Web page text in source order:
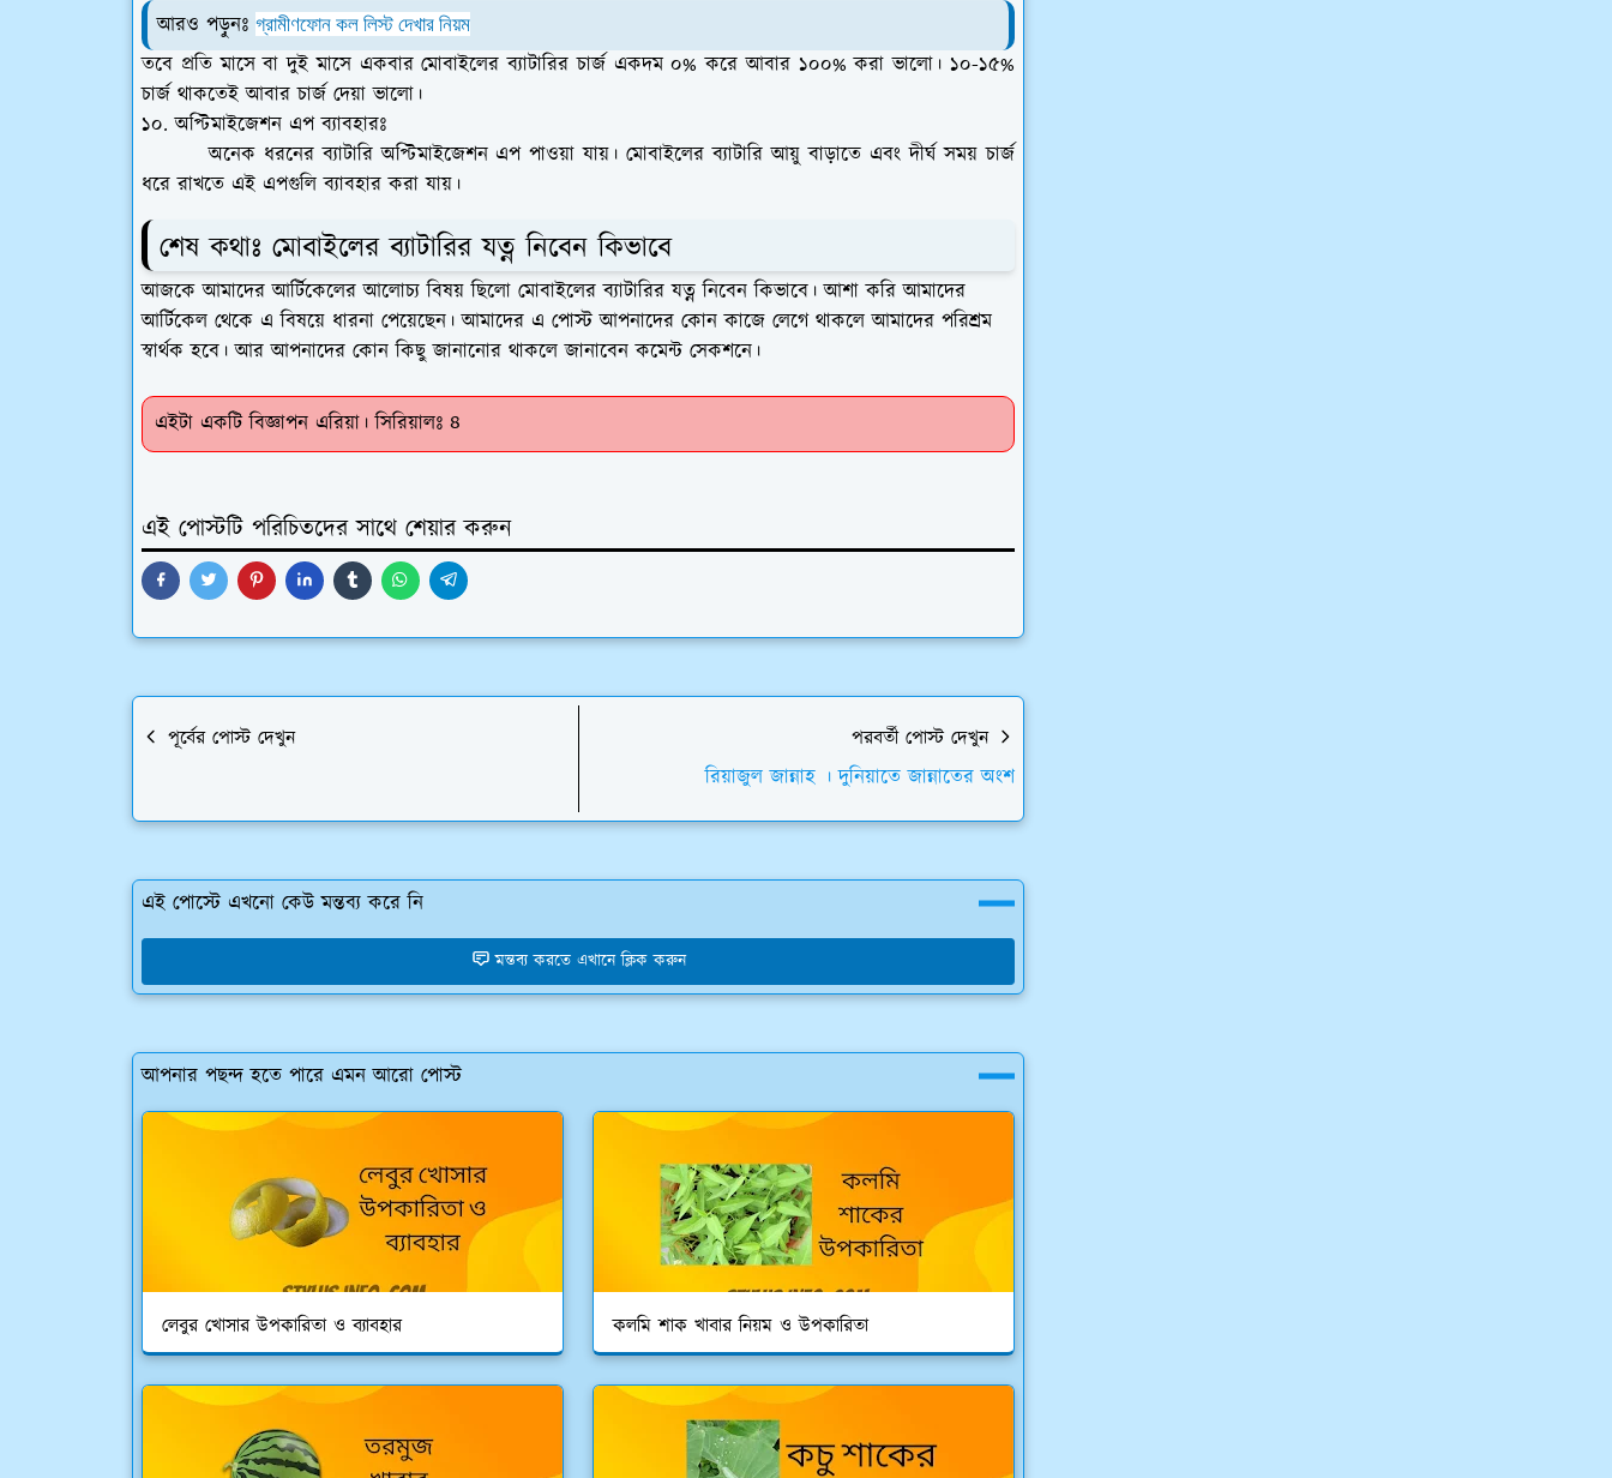
আরও পড়ুনঃ গ্রামীণফোন কল লিস্ট দেখার নিয়ম
তবে প্রতি মাসে বা দুই মাসে একবার মোবাইলের ব্যাটারির চার্জ একদম ০% করে আবার ১০০% করা ভালো। ১০-১৫%
চার্জ থাকতেই আবার চার্জ দেয়া ভালো।
১০. অপ্টিমাইজেশন এপ ব্যাবহারঃ
অনেক ধরনেরব্যাটারি অপ্টিমাইজেশন এপ পাওয়া যায়। মোবাইলের ব্যাটারি আয়ু বাড়াতে এবং দীর্ঘ সময় চার্জ
ধরে রাখতে এই এপগুলি ব্যাবহার করা যায়।
শেষ কথাঃ মোবাইলের ব্যাটারির যত্ন নিবেন কিভাবে
আজকে আমাদের আর্টিকেলের আলোচ্য বিষয় ছিলো মোবাইলের ব্যাটারির যত্ন নিবেন কিভাবে। আশা করি আমাদের
আর্টিকেল থেকে এ বিষয়ে ধারনা পেয়েছেন। আমাদের এ পোস্ট আপনাদের কোন কাজে লেগে থাকলে আমাদের পরিশ্রম
স্বার্থক হবে। আর আপনাদের কোন কিছু জানানোর থাকলে জানাবেন কমেন্ট সেকশনে।
এইটা একটি বিজ্ঞাপন এরিয়া। সিরিয়ালঃ ৪
এই পোস্টটি পরিচিতদের সাথে শেয়ার করুন
পূর্বের পোস্ট দেখুন পরবর্তী পোস্ট দেখুন
রিয়াজুল জান্নাহ । দুনিয়াতে জান্নাতের অংশ
এই পোস্টে এখনো কেউ মন্তব্য করে নি
মন্তব্য করতে এখানে ক্লিক করুন
আপনার পছন্দ হতে পারে এমন আরো পোস্ট
লেবুর খোসার উপকারিতা ও ব্যাবহার কলমি শাক খাবার নিয়ম ও উপকারিতা